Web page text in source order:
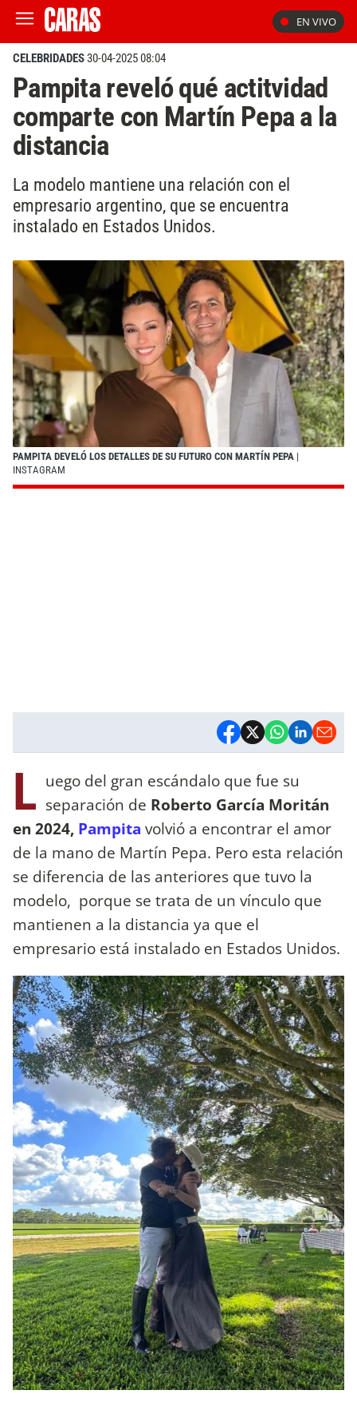
EN VIVO
CELEBRIDADES30-04-2025 08:04
Pampita reveló qué actitvidad
comparte con Martín Pepa a la
distancia
La modelo mantiene una relación con el
empresario argentino, que se encuentra
instalado en Estados Unidos.
PAMPITA DEVELÓ LOS DETALLES DE SU FUTURO CON MARTÍN PEPA |
INSTAGRAM
L uego del gran escándalo que fue su
separación de Roberto García Moritán
en 2024, Pampita volvió a encontrar el amor
de la mano de Martín Pepa. Pero esta relación
se diferencia de las anteriores que tuvo la
modelo, porque se trata de un vínculo que
mantienen a la distancia ya que el
empresario está instalado en Estados Unidos.